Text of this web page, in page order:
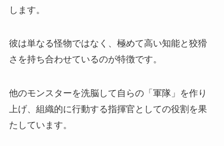
します。
彼は単なる怪物ではなく、極めて高い知能と狡猾
さを持ち合わせているのが特徴です。
他のモンスターを洗脳して自らの「軍隊」を作り
上げ、組織的に行動する指揮官としての役割を果
たしています。